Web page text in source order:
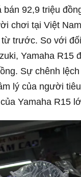
bán 92,9 triệu
chơi tại Việt
trước. So với
Yamaha R15
Sự chênh
lý của người
Yamaha R15